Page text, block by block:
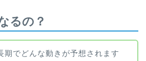
るの？
期でどんな動きが予想されます